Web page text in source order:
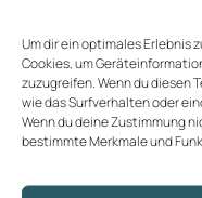
Um dir ein optimales Erlebnis
Cookies, um
zuzugreifen. Wenn du diesen
wie das Surfverhalten oder
Wenn du deine Zustimmung
bestimmte Merkmale und
Erforderliche
Kommentar*